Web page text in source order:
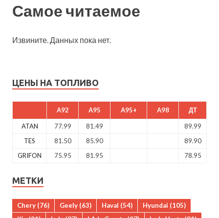
Самое читаемое
Извините. Данных пока нет.
ЦЕНЫ НА ТОПЛИВО
A92 A95 A95+ A98 ДТ
ATAN 77.99 81.49
89.99
TES
81.50 85.90
89.90
GRIFON
75.95 81.95 78.95
МЕТКИ
Chery (76) Geely (63) Haval (54) Hyundai (105)